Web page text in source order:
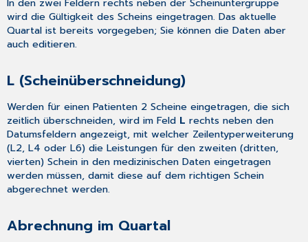
wird die Gültigkeit des Scheins eingetragen. Das aktuelle
Quartal ist bereits vorgegeben; Sie können die Daten aber
auch editieren.
L (Scheinüberschneidung)
Werden für einen Patienten 2 Scheine eingetragen, die sich
zeitlich überschneiden, wird im Feld L rechts neben den
Datumsfeldern angezeigt, mit welcher Zeilentyperweiterung
(L2, L4 oder L6) die Leistungen für den zweiten (dritten,
vierten) Schein in denmedizinischen Daten eingetragen
werden müssen, damit diese auf dem richtigen Schein
abgerechnet werden.
Abrechnung im Quartal